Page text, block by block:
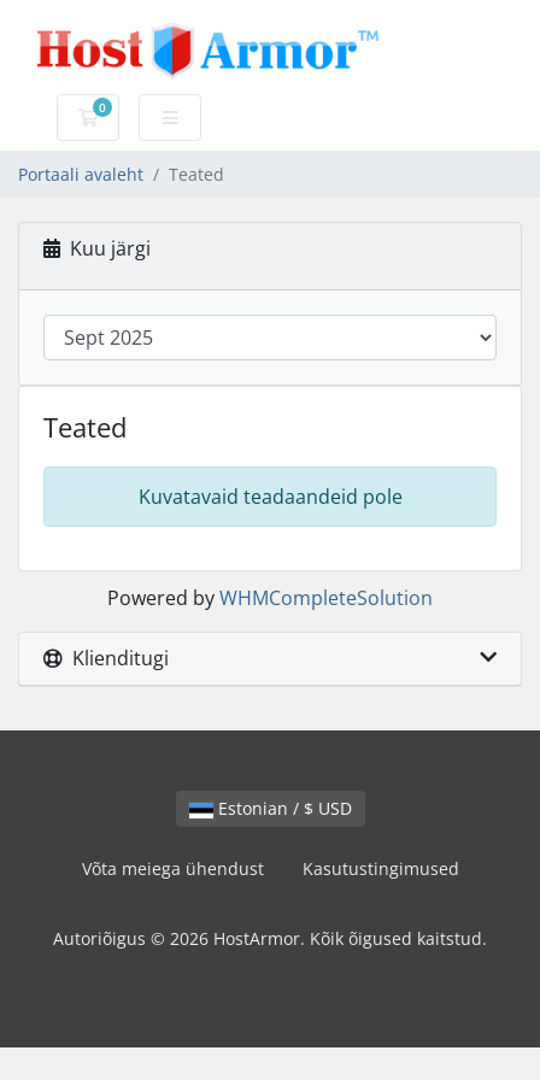
0
Ostukorv
Portaali avaleht Teated
Kuu järgi
Teated
Kuvatavaid teadaandeid pole
Powered byWHMCompleteSolution
Klienditugi
Estonian / $ USD
Võta meiega ühendust Kasutustingimused
Autoriõigus © 2026 HostArmor. Kõik õigused kaitstud.